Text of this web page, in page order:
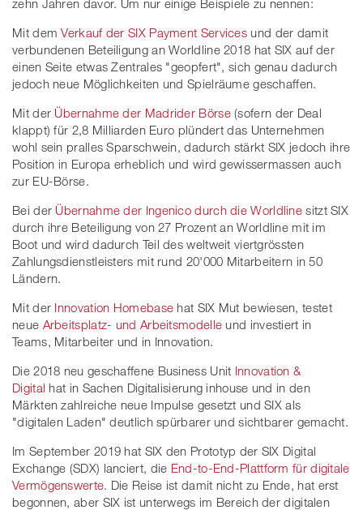
zehn Jahren davor. Um nur einige Beispiele zu nennen:
Mit demVerkauf der SIX Payment Services und der damit
verbundenen Beteiligung an Worldline 2018 hat SIX auf der
einen Seite etwas Zentrales "geopfert", sich genau dadurch
jedoch neue Möglichkeiten und Spielräume geschaffen.
Mit der Übernahme der Madrider Börse(sofern der Deal
klappt) für 2,8 Milliarden Euro plündert das Unternehmen
wohl sein pralles Sparschwein, dadurch stärkt SIX jedoch ihre
Position in Europa erheblich und wird gewissermassen auch
zur EU-Börse.
Bei der Übernahme der Ingenico durch die Worldline sitzt SIX
durch ihre Beteiligung von 27 Prozent an Worldline mit im
Boot und wird dadurch Teil des weltweit viertgrössten
Zahlungsdienstleisters mit rund 20'000 Mitarbeitern in 50
Ländern.
Mit der Innovation Homebase hat SIX Mut bewiesen, testet
neue Arbeitsplatz- und Arbeitsmodelle und investiert in
Teams, Mitarbeiter und in Innovation.
Die 2018 neu geschaffene Business Unit Innovation &
Digital hat in Sachen Digitalisierung inhouse und in den
Märkten zahlreiche neue Impulse gesetzt und SIX als
"digitalen Laden" deutlich spürbarer und sichtbarer gemacht.
Im September 2019 hat SIX den Prototyp der SIX Digital
Exchange (SDX) lanciert, die End-to-End-Plattform für digitale
Vermögenswerte. Die Reise ist damit nicht zu Ende, hat erst
begonnen, aber SIX ist unterwegs im Bereich der digitalen